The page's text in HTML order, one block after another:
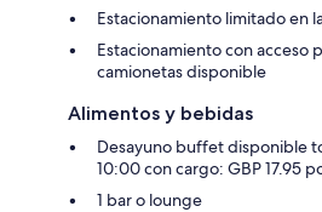
Estacionamiento limitado en
Estacionamiento con acceso
camionetas disponible
Alimentos y bebidas
Desayuno buffet disponible
10:00 con cargo: GBP 17.95
1 bar o lounge